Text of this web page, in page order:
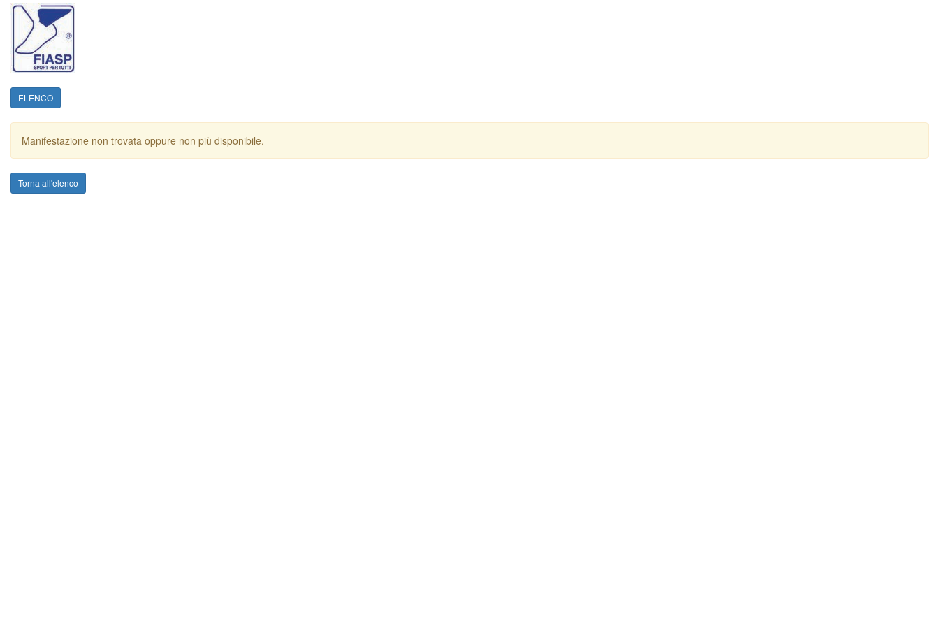
ELENCO
Manifestazione non trovata oppure non più disponibile.
Torna all'elenco